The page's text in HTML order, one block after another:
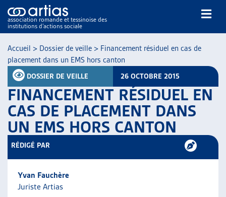
association romande et tessinoise des
institutions d’actions sociale
NOS PUBLICATIONS
ARTICLES
RESSOURCES
THÉMATIQUES
Accueil > Dossier de veille > Financement résiduel en cas de
placement dans un EMS hors canton
DOSSIER DE VEILLE 26 OCTOBRE 2015
FINANCEMENT RÉSIDUEL EN
CAS DE PLACEMENT DANS
UN EMS HORS CANTON
RÉDIGÉ PAR
Yvan Fauchère
Juriste Artias